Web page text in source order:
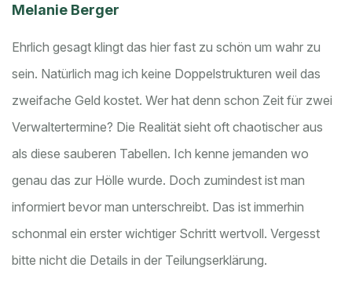
Melanie Berger
Ehrlich gesagt klingt das hier fast zu schön um wahr zu
sein. Natürlich mag ich keine Doppelstrukturen weil das
zweifache Geld kostet. Wer hat denn schon Zeit für zwei
Verwaltertermine? Die Realität sieht oft chaotischer aus
als diese sauberen Tabellen. Ich kenne jemanden wo
genau das zur Hölle wurde. Doch zumindest ist man
informiert bevor man unterschreibt. Das ist immerhin
schonmal ein erster wichtiger Schritt wertvoll. Vergesst
bitte nicht die Details in der Teilungserklärung.